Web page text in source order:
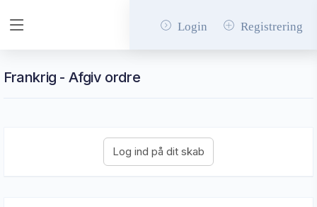
Login Registrering
Frankrig - Afgiv ordre